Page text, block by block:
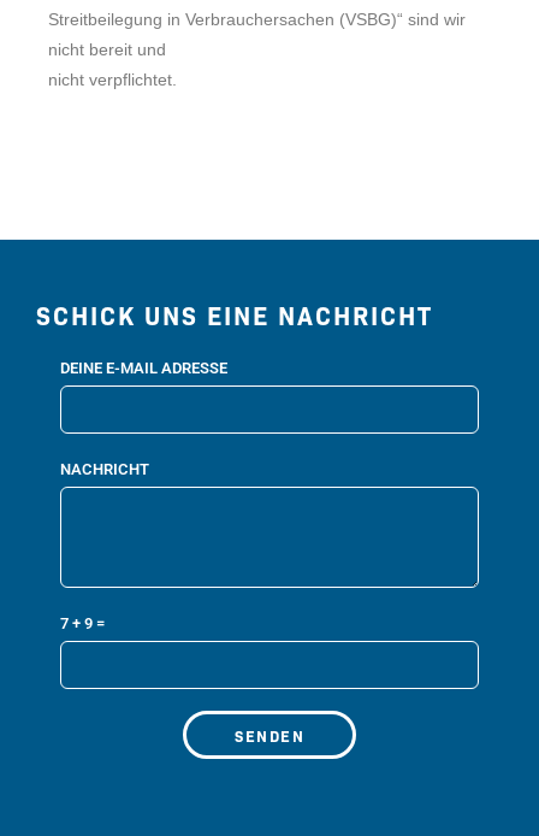
Streitbeilegung in Verbrauchersachen (VSBG)“ sind wir
nicht bereit und
nicht verpflichtet.
SCHICK UNS EINE NACHRICHT
DEINE E-MAIL ADRESSE
NACHRICHT
7 + 9 =
SENDEN